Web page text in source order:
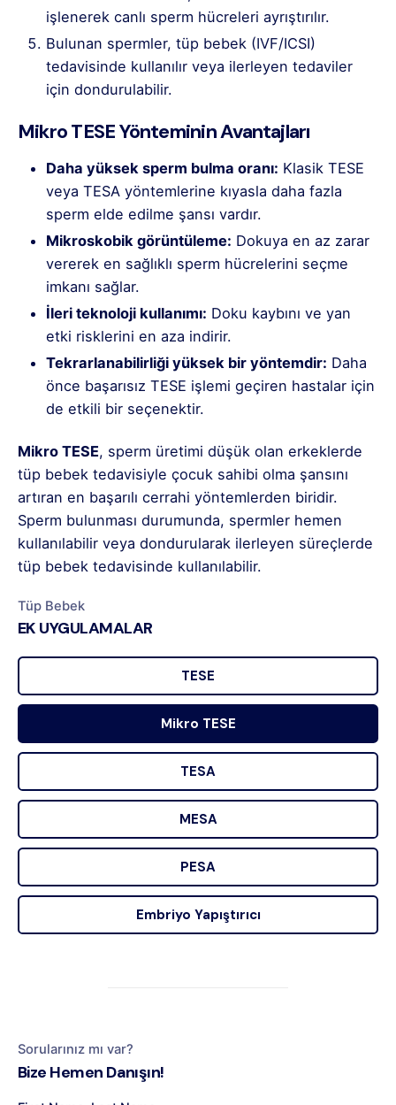
işlenerek canlı sperm hücreleri ayrıştırılır.
Bulunan spermler, tüp bebek (IVF/ICSI)
tedavisinde kullanılır veya ilerleyen tedaviler
için dondurulabilir.
Mikro TESE Yönteminin Avantajları
Daha yüksek sperm bulma oranı: Klasik TESE
veya TESA yöntemlerine kıyasla daha fazla
sperm elde edilme şansı vardır.
Mikroskobik görüntüleme: Dokuya en az zarar
vererek en sağlıklı sperm hücrelerini seçme
imkanı sağlar.
İleri teknoloji kullanımı: Doku kaybını ve yan
etki risklerini en aza indirir.
Tekrarlanabilirliği yüksek bir yöntemdir: Daha
önce başarısız TESE işlemi geçiren hastalar için
de etkili bir seçenektir.
Mikro TESE, sperm üretimi düşük olan erkeklerde
tüp bebek tedavisiyle çocuk sahibi olma şansını
artıran en başarılı cerrahi yöntemlerden biridir.
Sperm bulunması durumunda, spermler hemen
kullanılabilir veya dondurularak ilerleyen süreçlerde
tüp bebek tedavisinde kullanılabilir.
Tüp Bebek
EK UYGULAMALAR
TESE
Mikro TESE
TESA
MESA
PESA
Embriyo Yapıştırıcı
Sorularınız mı var?
Bize Hemen Danışın!